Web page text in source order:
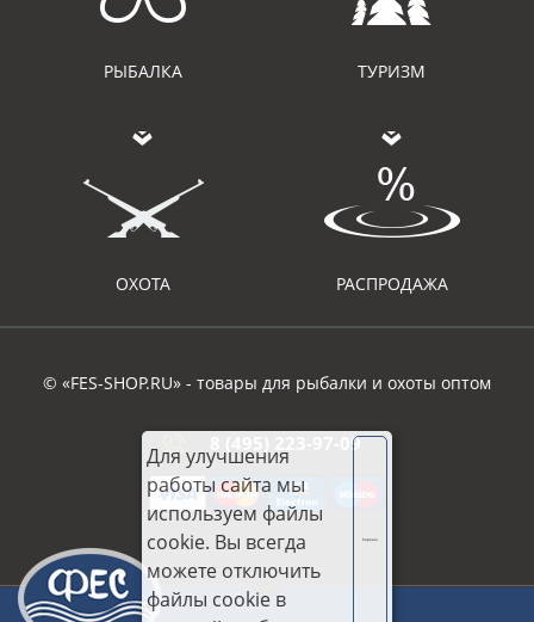
РЫБАЛКА ТУРИЗМ
ОХОТА РАСПРОДАЖА
© «FES-SHOP.RU» - товары для рыбалки и охоты оптом
8 (495) 223-97-09
Для улучшения
работы сайта мы
используем файлы
cookie. Вы всегда
можете отключить
файлы cookie в
Хорошо